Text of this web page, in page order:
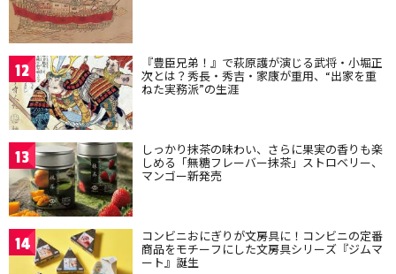
12 『豊臣兄弟！』で萩原護が演じる武将・小堀正
次とは？秀長・秀吉・家康が重用、“出家を重
ねた実務派”の生涯
13 しっかり抹茶の味わい、さらに果実の香りも楽
しめる「無糖フレーバー抹茶」ストロベリー、
マンゴー新発売
14 コンビニおにぎりが文房具に！コンビニの定番
商品をモチーフにした文房具シリーズ『ジムマ
ート』誕生